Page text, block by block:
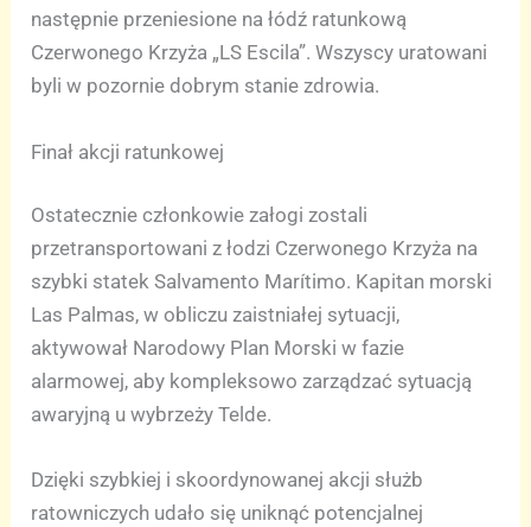
następnie przeniesione na łódź ratunkową
Czerwonego Krzyża „LS Escila”. Wszyscy uratowani
byli w pozornie dobrym stanie zdrowia.
Finał akcji ratunkowej
Ostatecznie członkowie załogi zostali
przetransportowani z łodzi Czerwonego Krzyża na
szybki statek Salvamento Marítimo. Kapitan morski
Las Palmas, w obliczu zaistniałej sytuacji,
aktywował Narodowy Plan Morski w fazie
alarmowej, aby kompleksowo zarządzać sytuacją
awaryjną u wybrzeży Telde.
Dzięki szybkiej i skoordynowanej akcji służb
ratowniczych udało się uniknąć potencjalnej